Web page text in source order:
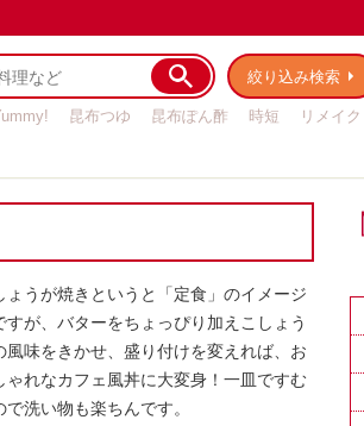
絞り込み検索
昆布つゆ 昆布ぽん酢 時短
リメイク
ょうが焼きというと「定食」のイメージ
すが、バターをちょっぴり加えこしょう
風味をきかせ、盛り付けを変えれば、お
ゃれなカフェ風丼に大変身！一皿ですむ
で洗い物も楽ちんです。